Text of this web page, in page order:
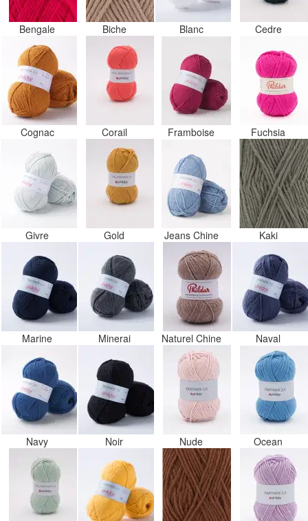
Bengale Biche Blanc Cedre
Cognac Corail Framboise Fuchsia
Givre Gold Jeans Chine Kaki
Marine Minerai Naturel Chine Naval
Navy Noir Nude Ocean